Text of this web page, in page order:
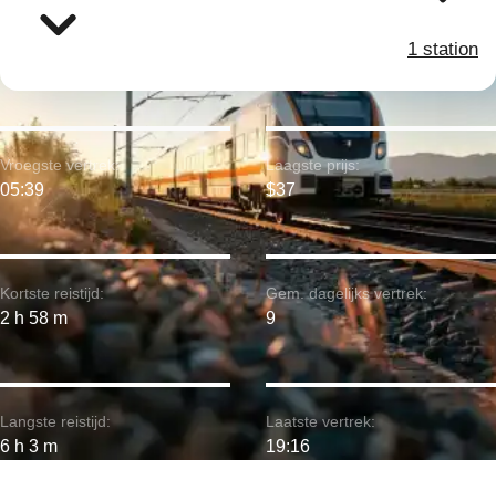
1 station
Kortste reistijd:
2 h 58 m
Vroegste vertrek:
05:39
Langste reistijd:
6 h 3 m
Laagste prijs:
$37
Gem. dagelijks vertrek:
9
Laatste vertrek:
19:16